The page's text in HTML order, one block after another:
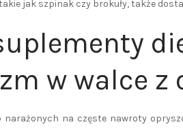
jak szpinak czy brokuły, także
w walce z
narażonych na częste nawroty